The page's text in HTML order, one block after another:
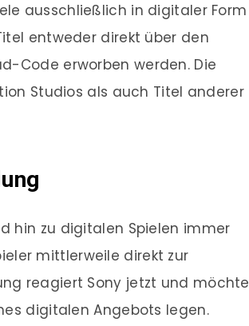
ausschließlich in digitaler Form
entweder direkt über den
Code erworben werden. Die
Studios als auch Titel anderer
hin zu digitalen Spielen immer
mittlerweile direkt zur
reagiert Sony jetzt und möchte
digitalen Angebots legen.